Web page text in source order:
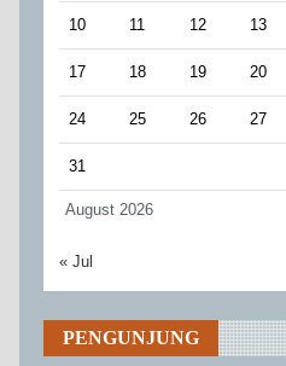
August 2026
10 11 12 13
17 18 19 20
24 25 26 27
31
« Jul
PENGUNJUNG